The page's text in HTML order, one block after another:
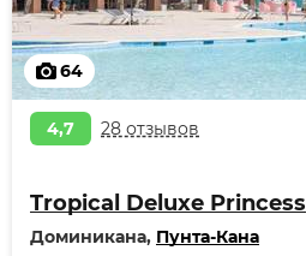
64
4,7 28 отзывов
Tropical Deluxe Princess
Доминикана, Пунта-Кана